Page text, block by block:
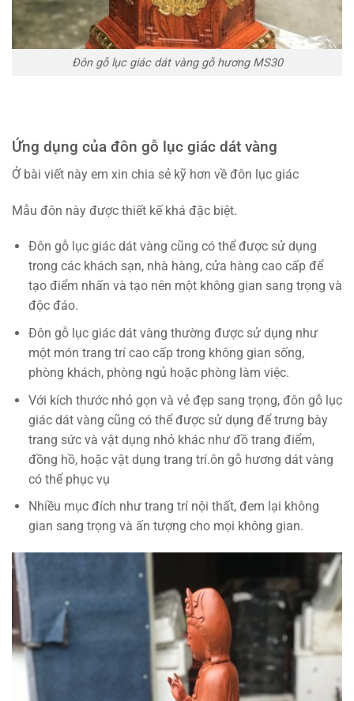
Đôn gỗ lục giác dát vàng gỗ hương MS30
Ứng dụng của đôn gỗ lục giác dát vàng
Ở bài viết này em xin chia sẻ kỹ hơn về đôn lục giác
Mẫu đôn này được thiết kế khá đặc biệt.
Đôn gỗ lục giác dát vàng cũng có thể được sử dụng
trong các khách sạn, nhà hàng, cửa hàng cao cấp để
tạo điểm nhấn và tạo nên một không gian sang trọng và
độc đáo.
Đôn gỗ lục giác dát vàng thường được sử dụng như
một món trang trí cao cấp trong không gian sống,
phòng khách, phòng ngủ hoặc phòng làm việc.
Với kích thước nhỏ gọn và vẻ đẹp sang trọng, đôn gỗ lục
giác dát vàng cũng có thể được sử dụng để trưng bày
trang sức và vật dụng nhỏ khác như đồ trang điểm,
đồng hồ, hoặc vật dụng trang trí.ôn gỗ hương dát vàng
có thể phục vụ
Nhiều mục đích như trang trí nội thất, đem lại không
gian sang trọng và ấn tượng cho mọi không gian.